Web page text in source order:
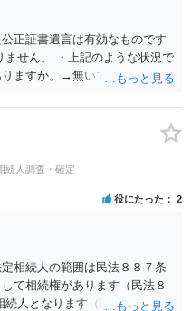
正証書遺言は有効なものです
せん。 ・上記のような状況で
ますか。→無いです。 ・分割
で、どこが妥当とは言えない
できれば穏やかに、分割を拒否
るということは、遺産はいら
取を指定されててもいらない
する必要はありません。
続人調査・確定
役にたった 2
相続人の範囲は民法８８７条
て相続権があります（民法８
続人となります（民法８９０